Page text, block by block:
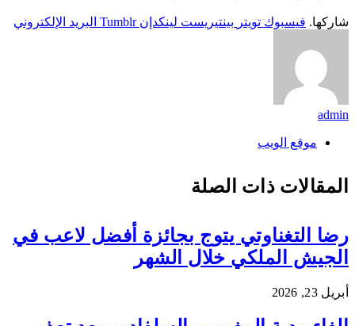
شاركها. فيسبوك تويتر بينتيريست لينكدإن Tumblr البريد الإلكتروني
admin
موقع الويب
المقالات ذات الصلة
رضا التغناوتي يتوج بجائزة أفضل لاعب في
الجيش الملكي خلال الشهر
أبريل 23, 2026